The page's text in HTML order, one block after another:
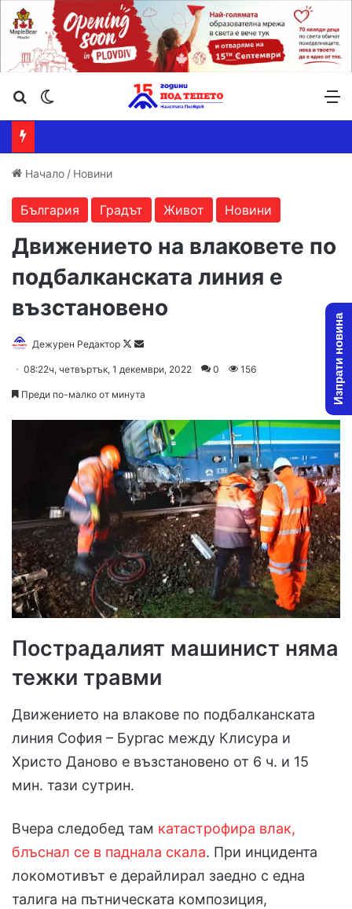
Търсене ...
Начало / Новини
България Градът Живот Новини
Движението на влаковете по
подбалканската линия е
възстановено
Дежурен Редактор
Follow
Send
08:22ч, четвъртък, 1 декември, 2022 0 156
Преди по-малко от минута
Пострадалият машинист няма
тежки травми
Движението на влакове по подбалканската
линия София – Бургас между Клисура и
Христо Даново е възстановено от 6 ч. и 15
мин. тази сутрин.
Вчера следобед там катастрофира влак,
блъснал се в паднала скала. При инцидента
локомотивът е дерайлирал заедно с една
талига на пътническата композиция,
Изпрати новина